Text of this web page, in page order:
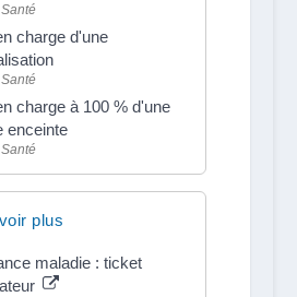
charge d'une
charge à 100 % d'une
enceinte
plus
maladie : ticket